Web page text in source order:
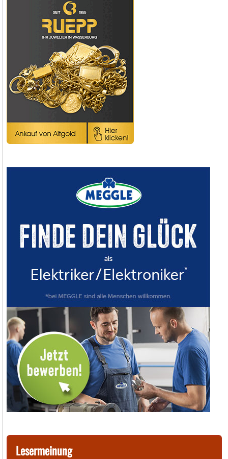
Lesermeinung